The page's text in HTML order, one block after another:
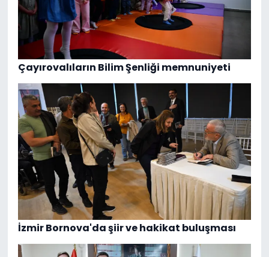
Çayırovalıların Bilim Şenliği memnuniyeti
İzmir Bornova'da şiir ve hakikat buluşması